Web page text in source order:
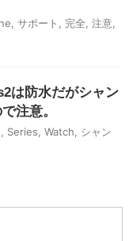
, サポート , 完全, 注意,
は防水だがシャン
注意。
, Series, Watch, シャン